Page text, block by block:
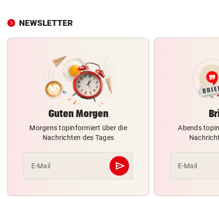
NEWSLETTER
Guten Morgen
Morgens topinformiert über die
Nachrichten des Tages
E-Mail send
Abschicken
Abends
E-Mail